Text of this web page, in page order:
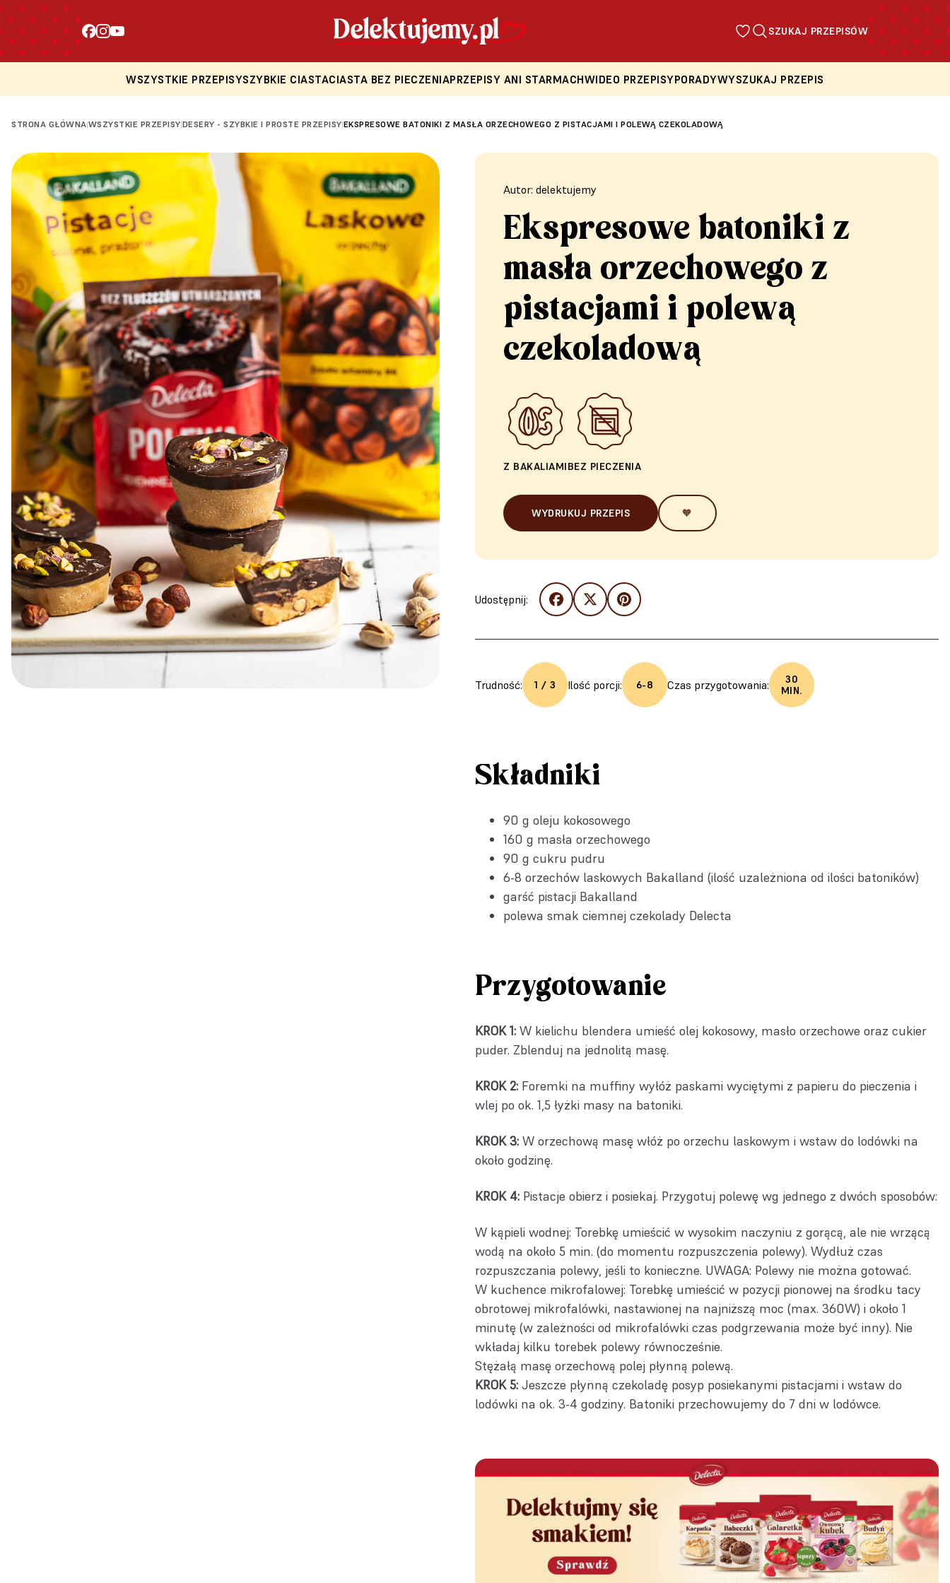
SZUKAJ PRZEPISÓW
WSZYSTKIE PRZEPISYSZYBKIE CIASTACIASTA BEZ PIECZENIAPRZEPISY ANI STARMACHWIDEO PRZEPISYPORADYWYSZUKAJ PRZEPIS
STRONA GŁÓWNA|WSZYSTKIE PRZEPISY|DESERY - SZYBKIE I PROSTE PRZEPISY|EKSPRESOWE BATONIKI Z MASŁA ORZECHOWEGO Z PISTACJAMI I POLEWĄ CZEKOLADOWĄ
Autor: delektujemy
Ekspresowe batoniki z
masła orzechowego z
pistacjami i polewą
czekoladową
Z BAKALIAMIBEZ PIECZENIA
WYDRUKUJ PRZEPIS 🧡
Udostępnij:
Trudność: 1 / 3 Ilość porcji: 6-8 Czas przygotowania:
30
MIN.
Składniki
90 g oleju kokosowego
160 g masła orzechowego
90 g cukru pudru
6-8 orzechów laskowych Bakalland (ilość uzależniona od ilości batoników)
garść pistacji Bakalland
polewa smak ciemnej czekolady Delecta
Przygotowanie
KROK 1: W kielichu blendera umieść olej kokosowy, masło orzechowe oraz cukier
puder. Zblenduj na jednolitą masę.
KROK 2: Foremki na muffiny wyłóż paskami wyciętymi z papieru do pieczenia i
wlej po ok. 1,5 łyżki masy na batoniki.
KROK 3: W orzechową masę włóż po orzechu laskowym i wstaw do lodówki na
około godzinę.
KROK 4: Pistacje obierz i posiekaj. Przygotuj polewę wg jednego z dwóch sposobów:
W kąpieli wodnej: Torebkę umieścić w wysokim naczyniu z gorącą, ale nie wrzącą
wodą na około 5 min. (do momentu rozpuszczenia polewy). Wydłuż czas
rozpuszczania polewy, jeśli to konieczne. UWAGA: Polewy nie można gotować.
W kuchence mikrofalowej: Torebkę umieścić w pozycji pionowej na środku tacy
obrotowej mikrofalówki, nastawionej na najniższą moc (max. 360W) i około 1
minutę (w zależności od mikrofalówki czas podgrzewania może być inny). Nie
wkładaj kilku torebek polewy równocześnie.
Stężałą masę orzechową polej płynną polewą.
KROK 5: Jeszcze płynną czekoladę posyp posiekanymi pistacjami i wstaw do
lodówki na ok. 3-4 godziny. Batoniki przechowujemy do 7 dni w lodówce.